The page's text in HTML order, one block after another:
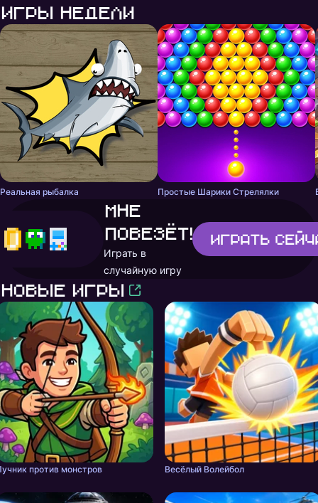
Игры недели
Реальная рыбалка Простые Шарики Стрелялки
Мне
повезёт!
Играть в
случайную игру
Играть
Новые игры
против монстров Весёлый Волейбол